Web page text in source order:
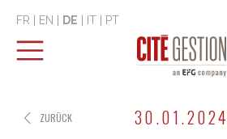
FR EN DE IT PT
30.01.2024
ZURÜCK